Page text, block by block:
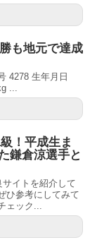
も地元で達成
4278 生年月日
...
！平成生ま
鎌倉涼選手と
イトを紹介して
ひ参考にしてみて
ェック...